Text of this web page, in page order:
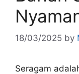
18/03/2025 by
Seragam